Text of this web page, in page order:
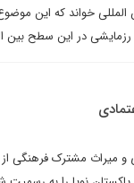
بین المللی خواند که این
در این سطح بین
مشترک فرهنگی از